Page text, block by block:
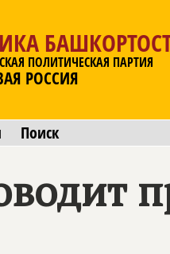
ПОЛИТИЧЕСКАЯ ПАРТИЯ
РОССИЯ
Поиск